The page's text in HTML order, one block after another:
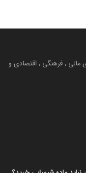
مالی , فرهنگی , اقتصادی و